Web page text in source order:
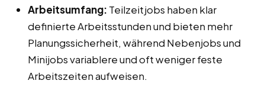
Arbeitsumfang: Teilzeitjobs haben klar
definierte Arbeitsstunden und bieten mehr
Planungssicherheit, während Nebenjobs und
Minijobs variablere und oft weniger feste
Arbeitszeiten aufweisen.